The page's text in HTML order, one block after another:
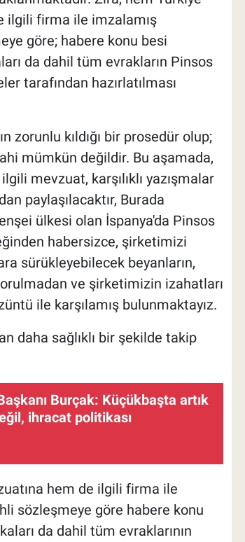
ilgili firma ile imzalamış
göre; habere konu besi
da dahil tüm evrakların Pinsos
tarafından hazırlatılması
zorunlu kıldığı bir prosedür olup;
mümkün değildir. Bu aşamada,
mevzuat, karşılıklı yazışmalar
paylaşılacaktır, Burada
ülkesi olan İspanya'da Pinsos
habersizce, şirketimizi
sürükleyebilecek beyanların,
ve şirketimizin izahatları
ile karşılamış bulunmaktayız.
daha sağlıklı bir şekilde takip
Burçak: Küçükbaşta artık
ihracat politikası
hem de ilgili firma ile
sözleşmeye göre habere konu
da dahil tüm evraklarının